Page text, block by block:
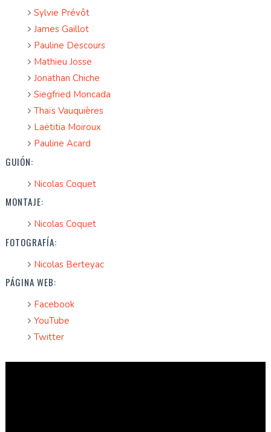
Sylvie Prévôt
James Gaillot
Pauline Descours
Mathieu Josse
Jonathan Chiche
Siegfried Moncada
Thaïs Vauquières
Laëtitia Moiroux
Pauline Acard
GUIÓN:
Nicolas Coquet
MONTAJE:
Nicolas Coquet
FOTOGRAFÍA:
Nicolas Berteyac
PÁGINA WEB:
Facebook
YouTube
Twitter